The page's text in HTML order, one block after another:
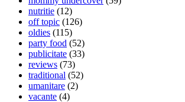
nutritie (12)
off topic (126)
oldies (115)
party food (52)
publicitate (33)
reviews (73)
traditional (52)
umanitare (2)
vacante (4)